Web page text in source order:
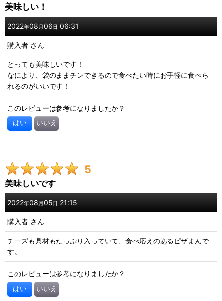
美味しい！
2022年08 月06日 06:31
購入者 さん
とっても美味しいです！
なにより、袋のままチンできるので食べたい時にお手軽に食べら
れるのがいいです！
このレビューは参考になりましたか？
はい いいえ
5
美味しいです
2022年08 月05日 21:15
購入者 さん
チーズも具材もたっぷり入っていて、食べ応えのあるピザまんで
す。
このレビューは参考になりましたか？
はい いいえ